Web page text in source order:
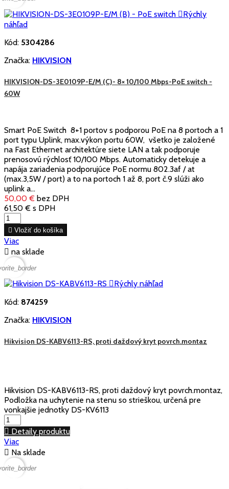
Rýchly
náhľad
Kód: 5304286
Značka: HIKVISION
HIKVISION-DS-3E0109P-E/M (C)- 8× 10/100 Mbps-PoE switch -
60W
Smart PoE Switch 8+1 portov s podporou PoE na 8 portoch a 1
port typu Uplink, max.výkon portu 60W, všetko je založené
na Fast Ethernet architektúre siete LAN a tak podporuje
prenosovú rýchlosť 10/100 Mbps. Automaticky detekuje a
napája zariadenia podporujúce PoE normu 802.3af / at
(max.3,5W / port) a to na portoch 1 až 8, port č.9 slúži ako
uplink a...
50,00 € bez DPH
61,50 € s DPH
 Vložiť do košíka
Viac
 na sklade
Rýchly náhľad
Kód: 874259
Značka: HIKVISION
Hikvision DS-KABV6113-RS, proti daždový kryt povrch.montaz
Hikvision DS-KABV6113-RS, proti daždový kryt povrch.montaz,
Podložka na uchytenie na stenu so strieškou, určená pre
vonkajšie jednotky DS-KV6113
 Detaily produktu
Viac
 Na sklade